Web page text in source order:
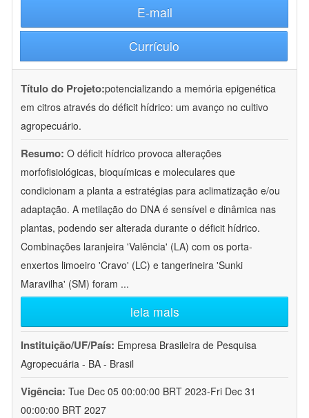
E-mail
Currículo
Título do Projeto:potencializando a memória epigenética
em citros através do déficit hídrico: um avanço no cultivo
agropecuário.
Resumo: O déficit hídrico provoca alterações
morfofisiológicas, bioquímicas e moleculares que
condicionam a planta a estratégias para aclimatização e/ou
adaptação. A metilação do DNA é sensível e dinâmica nas
plantas, podendo ser alterada durante o déficit hídrico.
Combinações laranjeira 'Valência' (LA) com os porta-
enxertos limoeiro 'Cravo' (LC) e tangerineira 'Sunki
Maravilha' (SM) foram ...
leia mais
Instituição/UF/País: Empresa Brasileira de Pesquisa
Agropecuária - BA - Brasil
Vigência: Tue Dec 05 00:00:00 BRT 2023-Fri Dec 31
00:00:00 BRT 2027